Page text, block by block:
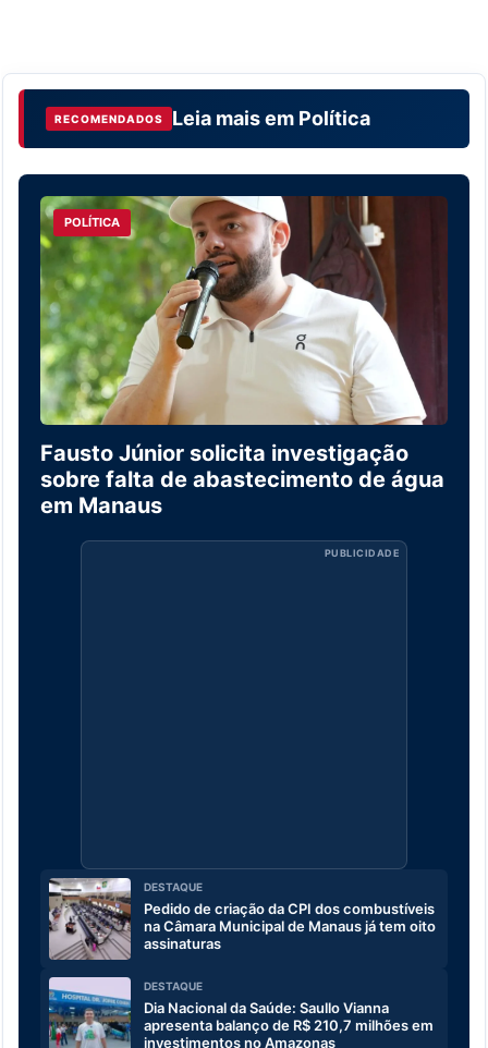
RECOMENDADOS Leia mais em Política
POLÍTICA
Fausto Júnior solicita investigação
sobre falta de abastecimento de água
em Manaus
PUBLICIDADE
DESTAQUE
Pedido de criação da CPI dos combustíveis
na Câmara Municipal de Manaus já tem oito
assinaturas
DESTAQUE
Dia Nacional da Saúde: Saullo Vianna
apresenta balanço de R$ 210,7 milhões em
investimentos no Amazonas